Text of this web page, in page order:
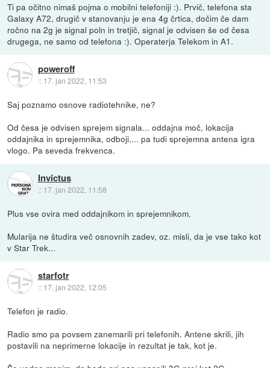
Ti pa očitno nimaš pojma o mobilni telefoniji :). Prvič, telefona sta
Galaxy A72, drugič v stanovanju je ena 4g črtica, dočim če dam
ročno na 2g je signal poln in tretjič, signal je odvisen še od česa
drugega, ne samo od telefona :). Operaterja Telekom in A1.
poweroff
:: 17. jan 2022, 11:53
Saj poznamo osnove radiotehnike, ne?
Od česa je odvisen sprejem signala... oddajna moč, lokacija
oddajnika in sprejemnika, odboji,... pa tudi sprejemna antena igra
vlogo. Pa seveda frekvenca.
Invictus
:: 17. jan 2022, 11:58
Plus vse ovira med oddajnikom in sprejemnikom.
Mularija ne študira več osnovnih zadev, oz. misli, da je vse tako kot
v Star Trek...
starfotr
:: 17. jan 2022, 12:05
Telefon je radio.
Radio smo pa povsem zanemarili pri telefonih. Antene skrili, jih
postavili na neprimerne lokacije in rezultat je tak, kot je.